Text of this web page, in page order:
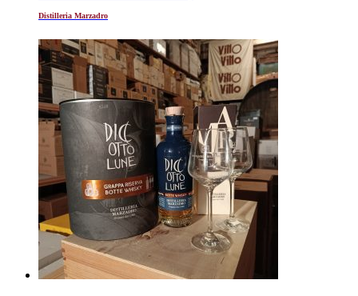
Distilleria Marzadro